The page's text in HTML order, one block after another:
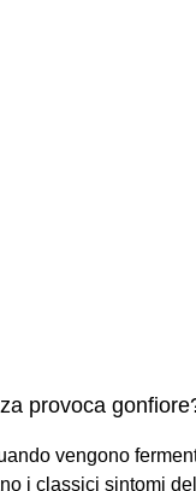
provoca
vengono
i classici sintomi